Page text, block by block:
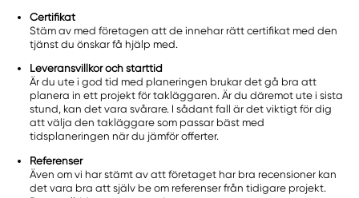
Certifikat
Stäm av med företagen att de innehar rätt certifikat med den
tjänst du önskar få hjälp med.
Leveransvillkor och starttid
Är du ute i god tid med planeringen brukar det gå bra att
planera in ett projekt för takläggaren. Är du däremot ute i sista
stund, kan det vara svårare. I sådant fall är det viktigt för dig
att välja den takläggare som passar bäst med
tidsplaneringen när du jämför offerter.
Referenser
Även om vi har stämt av att företaget har bra recensioner kan
det vara bra att själv be om referenser från tidigare projekt.